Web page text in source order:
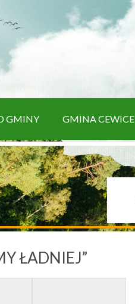
GMINY GMINA CEWICE
ŁADNIEJ”